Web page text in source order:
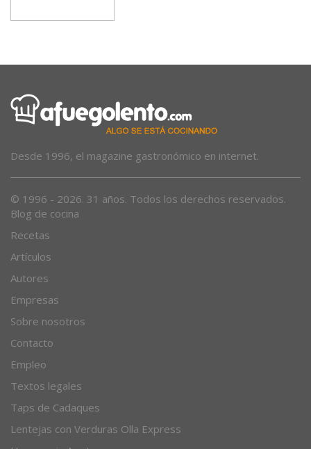
Desde 1996, el magazine gastronómico en internet.
© 1996 - 2026. 31 años. Todos los derechos reservados.
Blog de cocina
Recetas
Artículos
Autores
Empresas
Sobre nosotros
Contacto
Empleo
Textos legales
Taps de Cadaques
Lentejas con Verduras Olla Express